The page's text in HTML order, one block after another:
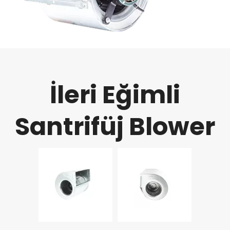
İleri Eğimli
Santrifüj Blower